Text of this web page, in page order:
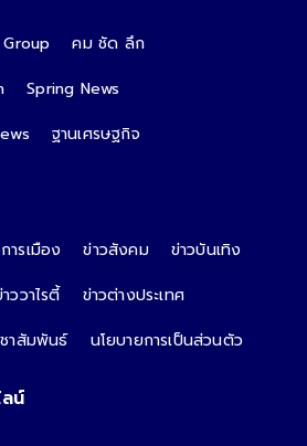
คม ชัด ลึก
Spring News
ฐานเศรษฐกิจ
ารเมือง ข่าวสังคม
ข่าวบันเทิง
ววาไรตี้
ข่าวต่างประเทศ
ชาสัมพันธ์ นโยบายการเป็นส่วนตัว
น์